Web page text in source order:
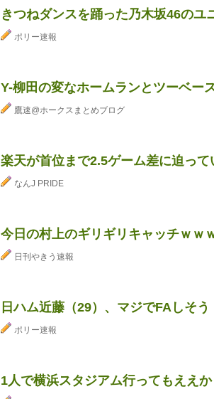
きつねダンスを踊った乃木坂46のユ
ポリー速報
Y-柳田の変なホームランとツーベー
鷹速@ホークスまとめブログ
楽天が首位まで2.5ゲーム差に迫って
なんJ PRIDE
今日の村上のギリギリキャッチｗｗ
日刊やきう速報
日ハム近藤（29）、マジでFAしそう
ポリー速報
1人で横浜スタジアム行ってもええか